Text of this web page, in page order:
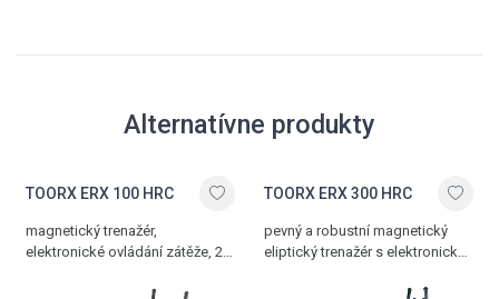
Alternatívne produkty
TOORX ERX 100 HRC
magnetický trenažér,
elektronické ovládání zátěže, 23
délka kroku 38 cm, 14 kg
TOORX ERX 300 HRC
pevný a robustní magnetický
eliptický trenažér s elektronický
32 stupňů zátěže, Bluetooth